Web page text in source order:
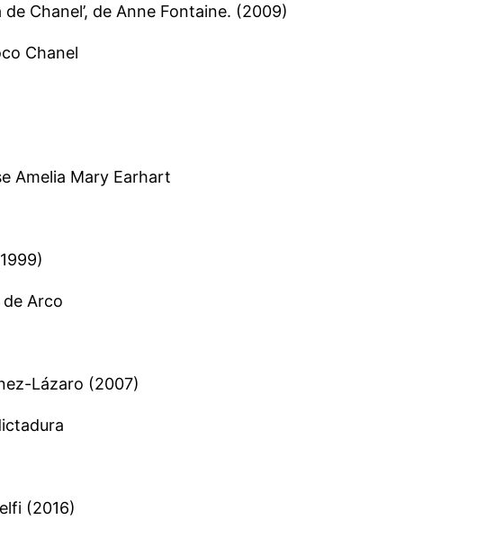
Chanel’, de Anne Fontaine. (2009)
Chanel
Amelia Mary Earhart
Arco
Lázaro (2007)
(2016)